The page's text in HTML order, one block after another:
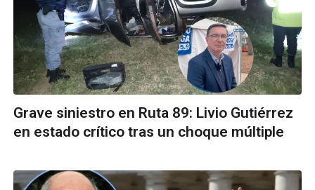
Grave siniestro en Ruta 89: Livio Gutiérrez
en estado crítico tras un choque múltiple